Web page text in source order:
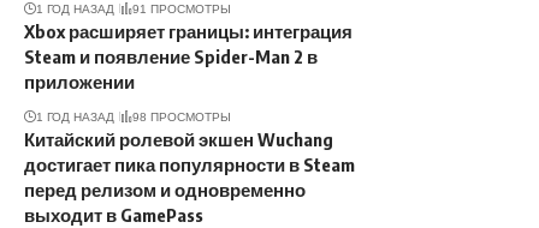
1 ГОД НАЗАД 91 ПРОСМОТРЫ
Xbox расширяет границы: интеграция
Steam и появление Spider-Man 2 в
приложении
1 ГОД НАЗАД 98 ПРОСМОТРЫ
Китайский ролевой экшен Wuchang
достигает пика популярности в Steam
перед релизом и одновременно
выходит в GamePass